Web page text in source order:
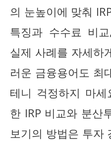
의 눈높이에 맞춰
특징과 수수료 비
실제 사례를 자세하
러운 금융용어도 최
테니 걱정하지 마
한 IRP 비교와 분산
보기의 방법은 투자